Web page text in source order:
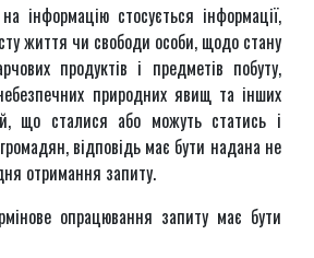
інформацію стосується інформації,
життя чи свободи особи, щодо стану
продуктів і предметів побуту,
природних явищ та інших
що сталися або можуть статись і
відповідь має бути надана не
отримання запиту.
опрацювання запиту має бути